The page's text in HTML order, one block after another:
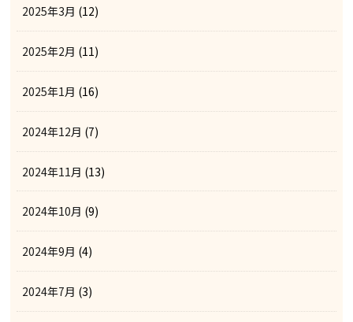
2025年3月 (12)
2025年2月 (11)
2025年1月 (16)
2024年12月 (7)
2024年11月 (13)
2024年10月 (9)
2024年9月 (4)
2024年7月 (3)